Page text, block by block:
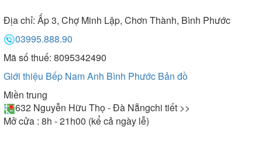
Địa chỉ: Ấp 3, Chợ Minh Lập, Chơn Thành, Bình Phước
03995.888.90
Mã số thuế: 8095342490
Giới thiệu Bếp Nam Anh Bình Phước Bản đồ
Miền trung
632 Nguyễn Hữu Thọ - Đà Nẵngchi tiết >>
Mở cửa : 8h - 21h00 (kể cả ngày lễ)